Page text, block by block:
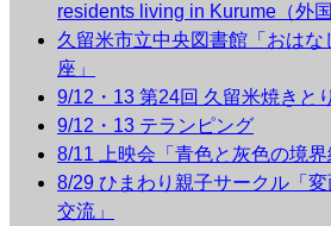
residents living in Kurume（外
久留米市立中央図書館「おは
座」
9/12・13 第24回 久留米焼きと
9/12・13 テランピング
8/11 上映会「青色と灰色の境界
8/29 ひまわり親子サークル「
交流」